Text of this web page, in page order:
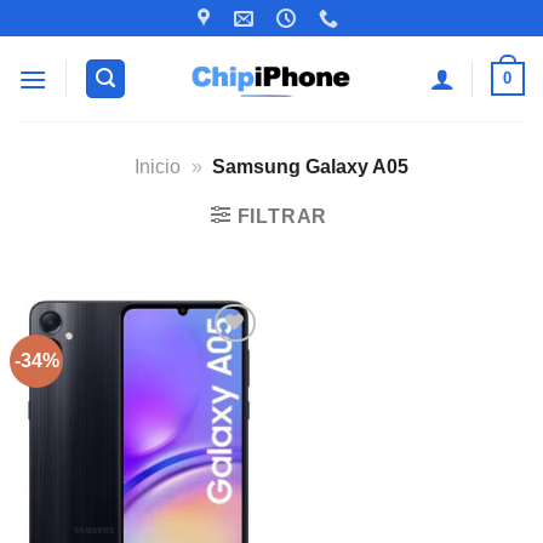
contenido
0
Inicio » Samsung Galaxy A05
FILTRAR
-34%
Añadir
a la
lista de
deseos